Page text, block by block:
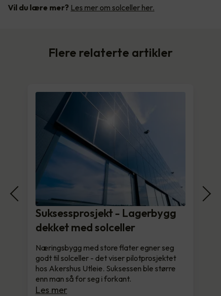
Vil du lære mer? Les mer om solceller her.
Flere relaterte artikler
Suksessprosjekt - Lagerbygg
dekket med solceller
Næringsbygg med store flater egner seg
godt til solceller - det viser pilotprosjektet
hos Akershus Utleie. Suksessen ble større
enn man så for seg i forkant.
Les mer